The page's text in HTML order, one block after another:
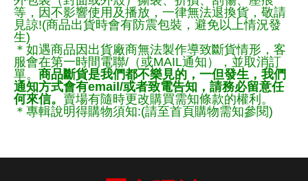
等，因不影響使用及播放，一律無法退換貨，敬請
見諒!(商品出貨時會有防震包裝，避免以上情況發
生)
＊如遇商品因出貨廠商無法製作導致斷貨情形，客
服會在第一時間電聯/（或MAIL通知），並取消訂
單。 商品斷貨是我們都不樂見的，一但發生，我們
通知方式會有email/或者致電告知，請務必留意任
何來信。 賣場有隨時更改購買需知條款的權利。
＊專輯說明得購物須知:(請至首頁購物需知參閱)